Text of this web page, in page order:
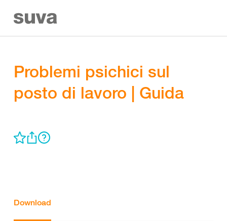
Problemi psichici sul
posto di lavoro | Guida
Download